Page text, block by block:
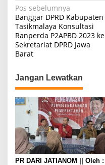
N
a
v
i
a
s
i
p
o
s
Pos sebelumnya
Banggar DPRD Kabupaten
Tasikmalaya Konsultasi
Ranperda P2APBD 2023 ke
Sekretariat DPRD Jawa
Barat
Jangan Lewatkan
PR DARI JATIANOM || Oleh :